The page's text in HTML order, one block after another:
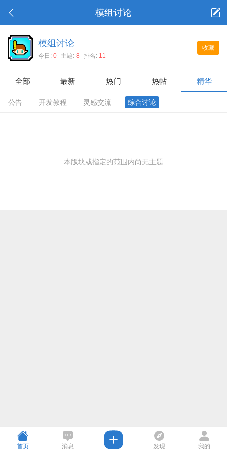
模组讨论
收藏
模组讨论
今日: 0 主题: 8 排名: 11
全部 最新 热门 热帖 精华
公告 开发教程 灵感交流 综合讨论
本版块或指定的范围内尚无主题
首页 消息 发现 我的